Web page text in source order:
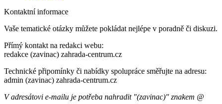
Kontaktní informace
Vaše tematické otázky můžete pokládat nejlépe v poradně či diskuzi.
Přímý kontakt na redakci webu:
redakce (zavinac) zahrada-centrum.cz
Technické připomínky či nabídky spolupráce směřujte na adresu:
admin (zavinac) zahrada-centrum.cz
V adresátovi e-mailu je potřeba nahradit "(zavinac)" znakem @